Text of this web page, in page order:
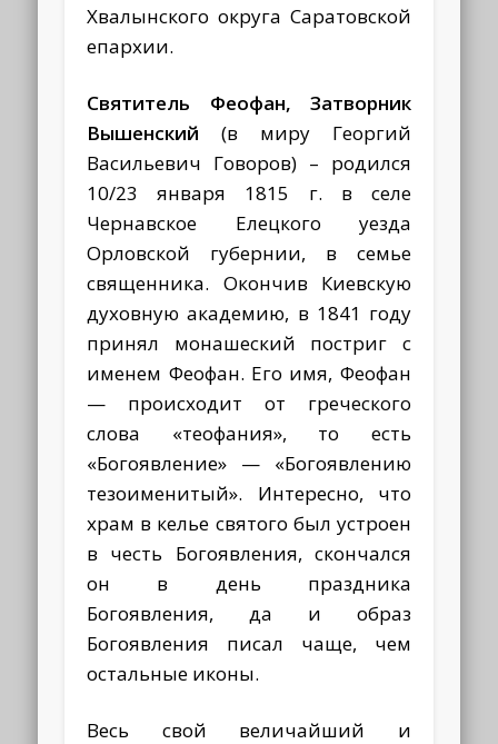
Хвалынского округа Саратовской
епархии.
Святитель Феофан, Затворник
Вышенский (в миру Георгий
Васильевич Говоров) – родился
10/23 января 1815 г. в селе
Чернавское Елецкого уезда
Орловской губернии, в семье
священника. Окончив Киевскую
духовную академию, в 1841 году
принял монашеский постриг с
именем Феофан. Его имя, Феофан
— происходит от греческого
слова «теофания», то есть
«Богоявление» — «Богоявлению
тезоименитый». Интересно, что
храм в келье святого был устроен
в честь Богоявления, скончался
он в день праздника
Богоявления, да и образ
Богоявления писал чаще, чем
остальные иконы.
Весь свой величайший и